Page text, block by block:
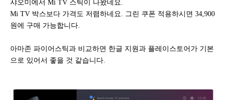
샤오미에서 Mi TV 스틱이 나왔네요.
Mi TV 박스보다 가격도 저렴하네요. 그린 쿠폰 적용하시면 34,900
원에 구매 가능합니다.
아마존 파이어스틱과 비교하면 한글 지원과 플레이스토어가 기본
으로 있어서 좋을 것 같습니다.